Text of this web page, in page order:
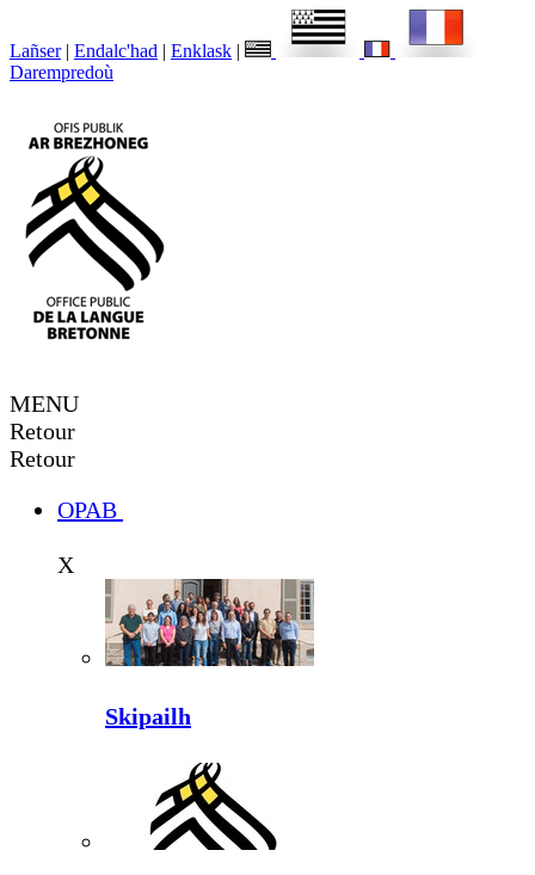
Lañser | Endalc'had | Enklask |
Darempredoù
MENU
Retour
Retour
OPAB
X
Skipailh